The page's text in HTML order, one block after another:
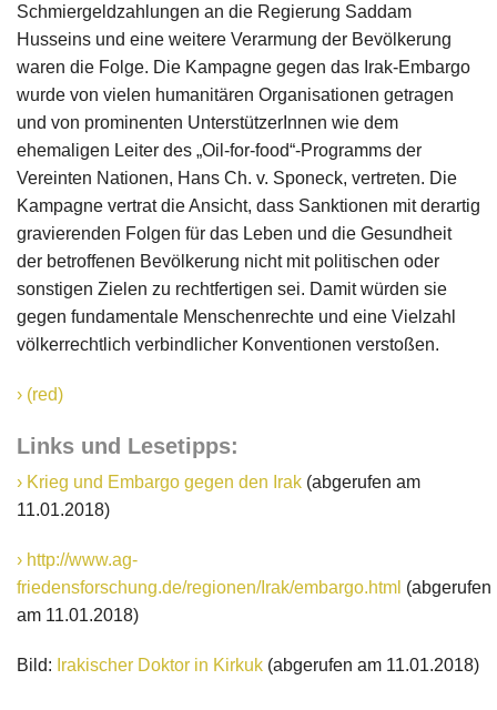
Schmiergeldzahlungen an die Regierung Saddam
Husseins und eine weitere Verarmung der Bevölkerung
waren die Folge. Die Kampagne gegen das Irak-Embargo
wurde von vielen humanitären Organisationen getragen
und von prominenten UnterstützerInnen wie dem
ehemaligen Leiter des „Oil-for-food“-Programms der
Vereinten Nationen, Hans Ch. v. Sponeck, vertreten. Die
Kampagne vertrat die Ansicht, dass Sanktionen mit derartig
gravierenden Folgen für das Leben und die Gesundheit
der betroffenen Bevölkerung nicht mit politischen oder
sonstigen Zielen zu rechtfertigen sei. Damit würden sie
gegen fundamentale Menschenrechte und eine Vielzahl
völkerrechtlich verbindlicher Konventionen verstoßen.
(red)
Links und Lesetipps:
Krieg und Embargo gegen den Irak (abgerufen am
11.01.2018)
http://www.ag-
friedensforschung.de/regionen/Irak/embargo.html (abgerufen
am 11.01.2018)
Bild: Irakischer Doktor in Kirkuk (abgerufen am 11.01.2018)